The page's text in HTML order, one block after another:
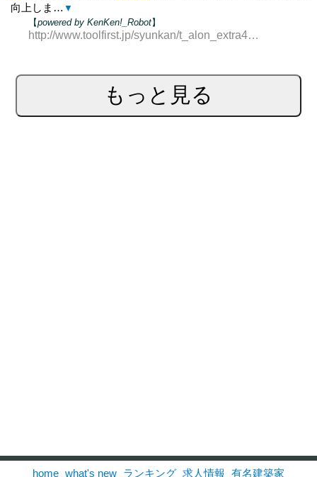
向上しま… ▼
【powered by KenKen!_Robot】
http://www.toolfirst.jp/syunkan/t_alon_extra4020.htm
もっと見る
home what's new ランキング 求人情報 有名建築家